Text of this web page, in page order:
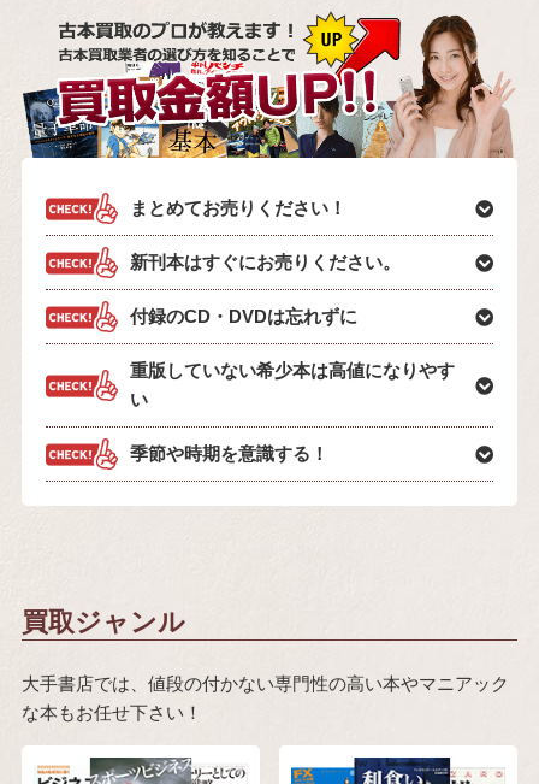
まとめてお売りください！
新刊本はすぐにお売りください。
付録のCD・DVDは忘れずに
重版していない希少本は高値になりやす
い
季節や時期を意識する！
買取ジャンル
大手書店では、値段の付かない専門性の高い本やマニアック
な本もお任せ下さい！